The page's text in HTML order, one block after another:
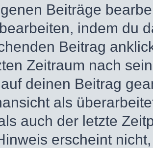
Beiträge
indem du
Beitrag
Zeitraum nach
deinen Beitrag
als
auch der letzte
erscheint